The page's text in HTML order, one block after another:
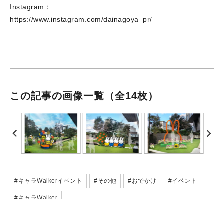
Instagram：
https://www.instagram.com/dainagoya_pr/
この記事の画像一覧 （全14枚）
#キャラWalkerイベント #その他 #おでかけ #イベント